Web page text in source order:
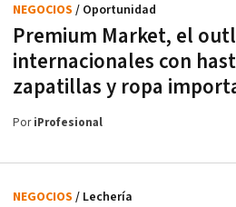
Premium Market, el
internacionales con
zapatillas y ropa
NEGOCIOS / Oportunidad
PoriProfesional
NEGOCIOS / Lechería